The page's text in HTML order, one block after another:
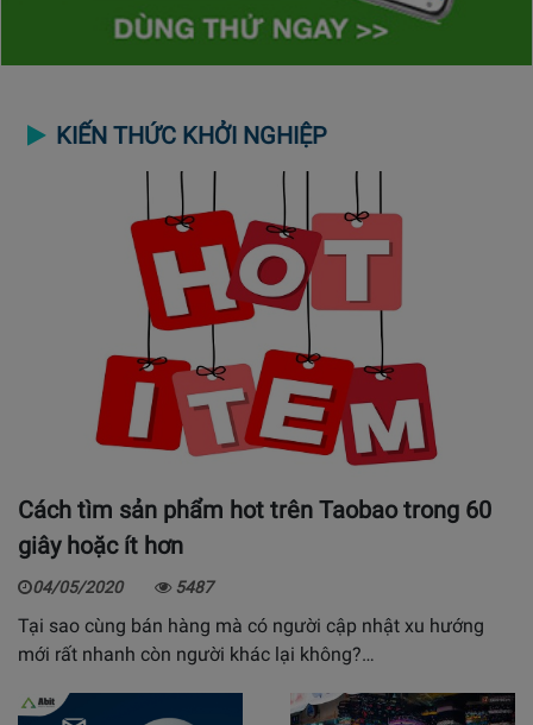
KIẾN THỨC KHỞI NGHIỆP
Cách tìm sản phẩm hot trên Taobao trong 60
giây hoặc ít hơn
04/05/2020 5487
Tại sao cùng bán hàng mà có người cập nhật xu hướng
mới rất nhanh còn người khác lại không?…